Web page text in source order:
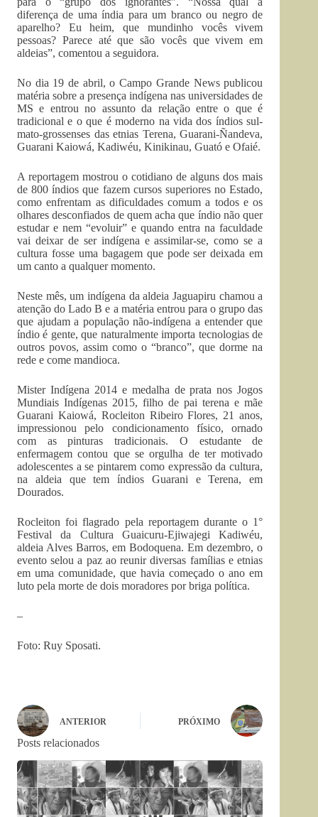
diferença de uma índia para um branco ou negro de
aparelho? Eu heim, que mundinho vocês vivem
pessoas? Parece até que são vocês que vivem em
aldeias”, comentou a seguidora.
No dia 19 de abril, o Campo Grande News publicou
matéria sobre a presença indígena nas universidades de
MS e entrou no assunto da relação entre o que é
tradicional e o que é moderno na vida dos índios sul-
mato-grossenses das etnias Terena, Guarani-Ñandeva,
Guarani Kaiowá, Kadiwéu, Kinikinau, Guató e Ofaié.
A reportagem mostrou o cotidiano de alguns dos mais
de 800 índios que fazem cursos superiores no Estado,
como enfrentam as dificuldades comum a todos e os
olhares desconfiados de quem acha que índio não quer
estudar e nem “evoluir” e quando entra na faculdade
vai deixar de ser indígena e assimilar-se, como se a
cultura fosse uma bagagem que pode ser deixada em
um canto a qualquer momento.
Neste mês, um indígena da aldeia Jaguapiru chamou a
atenção do Lado B e a matéria entrou para o grupo das
que ajudam a população não-indígena a entender que
índio é gente, que naturalmente importa tecnologias de
outros povos, assim como o “branco”, que dorme na
rede e come mandioca.
Mister Indígena 2014 e medalha de prata nos Jogos
Mundiais Indígenas 2015, filho de pai terena e mãe
Guarani Kaiowá, Rocleiton Ribeiro Flores, 21 anos,
impressionou pelo condicionamento físico, ornado
com as pinturas tradicionais. O estudante de
enfermagem contou que se orgulha de ter motivado
adolescentes a se pintarem como expressão da cultura,
na aldeia que tem índios Guarani e Terena, em
Dourados.
Rocleiton foi flagrado pela reportagem durante o 1°
Festival da Cultura Guaicuru-Ejiwajegi Kadiwéu,
aldeia Alves Barros, em Bodoquena. Em dezembro, o
evento selou a paz ao reunir diversas famílias e etnias
em uma comunidade, que havia começado o ano em
luto pela morte de dois moradores por briga política.
–
Foto: Ruy Sposati.
ANTERIOR PRÓXIMO
Posts relacionados